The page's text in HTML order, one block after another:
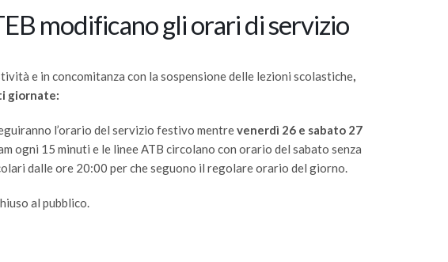
modificano gli orari di servizio
e in concomitanza con la sospensione delle lezioni scolastiche,
giornate:
l’orario del servizio festivo mentrevenerdì 26 e sabato 27
ogni 15 minuti e le linee ATB circolano con orario del sabato senza
dalle ore 20:00 per che seguono il regolare orario del giorno.
al pubblico.